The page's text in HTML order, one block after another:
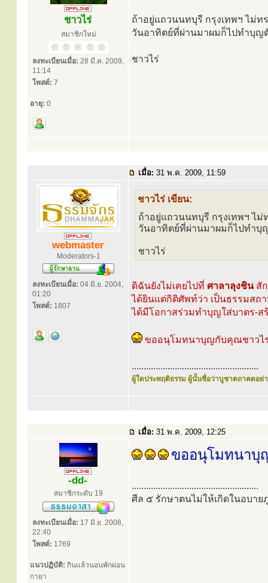
ชาวไร่
สมาชิกใหม่
ลงทะเบียนเมื่อ: 28 มี.ค. 2009,
11:14
โพสต์: 7
อายุ: 0
ถ้าอยู่แถวนนทบุรี กรุงเทพฯ ไม่
วันอาทิตย์ที่ผ่านมาผมก็ไปทำบุญ
ชาวไร่
เมื่อ: 31 พ.ค. 2009, 11:59
webmaster
Moderators-1
ลงทะเบียนเมื่อ: 04 มิ.ย. 2004,
01:20
โพสต์: 1807
ชาวไร่ เขียน:
ถ้าอยู่แถวนนทบุรี กรุงเทพฯ ไ
วันอาทิตย์ที่ผ่านมาผมก็ไปทำบุ
ชาวไร่
ดิฉันยังไม่เคยไปที่ ศาลาลุงชินสัก
ได้ยินแต่กิติศัพท์ว่า เป็นธรรมสถ
ได้มีโอกาสร่วมทำบุญใส่บาตร-
ขออนุโมทนาบุญกับคุณชาวไ
.....................................................
ผู้ใดประพฤติธรรม ผู้นั้นชื่อว่าบูชาตถาคตอย่า
เมื่อ: 31 พ.ค. 2009, 12:25
-dd-
สมาชิกระดับ 19
ลงทะเบียนเมื่อ: 17 มิ.ย. 2008,
22:40
โพสต์: 1769
แนวปฏิบัติ: กินแล้วนอนพักผ่อน
กายา
ขออนุโมทนาบุ
.....................................................
ศีล ๕ รักษาตนไม่ให้เกิดในอบาย